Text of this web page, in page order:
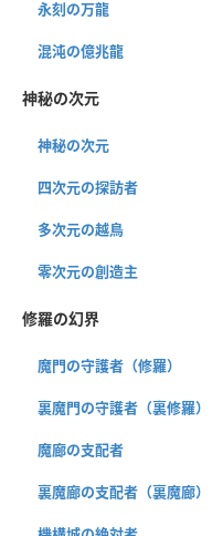
永刻の万龍
混沌の億兆龍
神秘の次元
神秘の次元
四次元の探訪者
多次元の越鳥
零次元の創造主
修羅の幻界
魔門の守護者（修羅）
裏魔門の守護者（裏修羅）
魔廊の支配者
裏魔廊の支配者（裏魔廊）